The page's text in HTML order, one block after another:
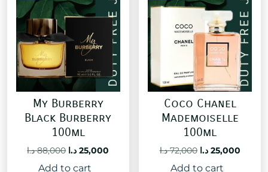
My Burberry
Black Burberry
100ml
88,000 د.ا
Original
price
25,000 د.ا
Add to cart
Coco Chanel
Mademoiselle
100ml
72,000 د.ا
Original
price
25,000 د.ا
Add to cart